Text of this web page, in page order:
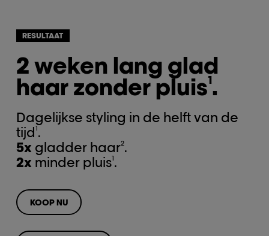
RESULTAAT
2 weken lang glad
haar zonder pluis1.
Dagelijkse styling in de helft van de
tijd 1.
5x gladder haar2.
2x minder pluis1.
KOOP NU